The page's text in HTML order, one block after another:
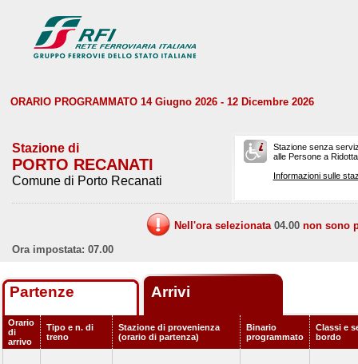
ORARIO PROGRAMMATO 14 Giugno 2026 - 12 Dicembre 2026
Stazione di
PORTO RECANATI
Comune di Porto Recanati
Stazione senza
alle Persone a
Informazioni sulle
Nell'ora selezionata 04.00 non sono
Ora impostata: 07.00
Partenze Arrivi
Orario
di
arrivo
Tipo e n. di
treno
Stazione di provenienza
(orario di partenza)
Binario
programmato
Classi e
bordo